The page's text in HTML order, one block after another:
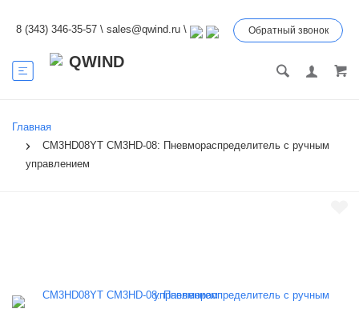
8 (343) 346-35-57 \ sales@qwind.ru \ Обратный звонок
Главная
CM3HD08YT CM3HD-08: Пневмораспределитель с ручным
управлением